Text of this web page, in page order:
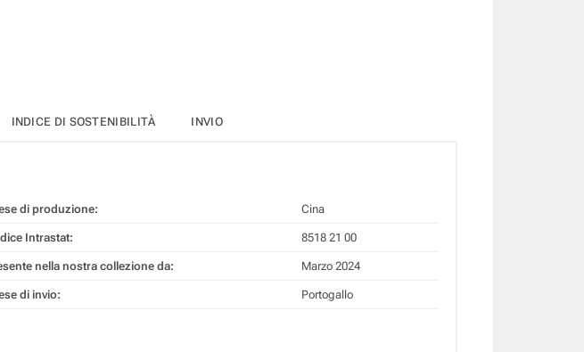
INDICE DI SOSTENIBILITÀ INVIO
di produzione: Cina
Intrastat: 8518 21 00
nella nostra collezione da: Marzo 2024
di invio: Portogallo